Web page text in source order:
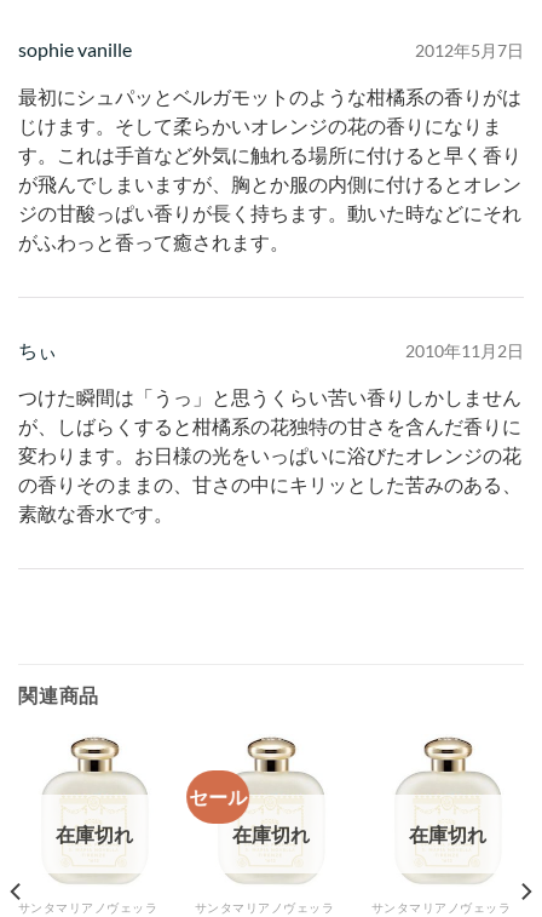
sophie vanille 2012年5月7日
最初にシュパッとベルガモットのような柑橘系の香りがは
じけます。そして柔らかいオレンジの花の香りになりま
す。これは手首など外気に触れる場所に付けると早く香り
が飛んでしまいますが、胸とか服の内側に付けるとオレン
ジの甘酸っぱい香りが長く持ちます。動いた時などにそれ
がふわっと香って癒されます。
ちぃ 2010年11月2日
つけた瞬間は「うっ」と思うくらい苦い香りしかしません
が、しばらくすると柑橘系の花独特の甘さを含んだ香りに
変わります。お日様の光をいっぱいに浴びたオレンジの花
の香りそのままの、甘さの中にキリッとした苦みのある、
素敵な香水です。
関連商品
在庫切れ
サンタマリアノヴェッラ
セール
在庫切れ
サンタマリアノヴェッラ
在庫切れ
サンタマリアノヴェッラ